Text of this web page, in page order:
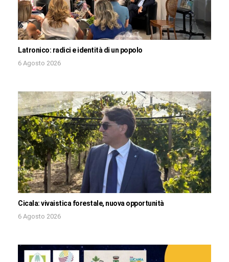
Latronico: radici e identità di un popolo
6 Agosto 2026
Cicala: vivaistica forestale, nuova opportunità
6 Agosto 2026